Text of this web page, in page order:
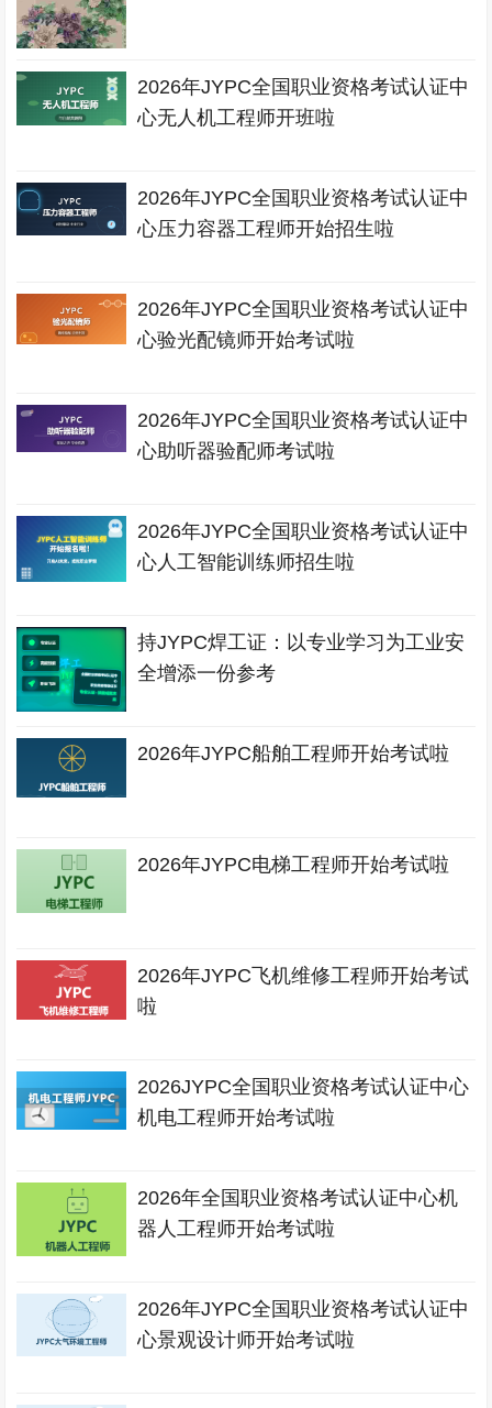
2026年JYPC全国职业资格考试认证中
心无人机工程师开班啦
2026年JYPC全国职业资格考试认证中
心压力容器工程师开始招生啦
2026年JYPC全国职业资格考试认证中
心验光配镜师开始考试啦
2026年JYPC全国职业资格考试认证中
心助听器验配师考试啦
2026年JYPC全国职业资格考试认证中
心人工智能训练师招生啦
持JYPC焊工证：以专业学习为工业安
全增添一份参考
2026年JYPC船舶工程师开始考试啦
2026年JYPC电梯工程师开始考试啦
2026年JYPC飞机维修工程师开始考试
啦
2026JYPC全国职业资格考试认证中心
机电工程师开始考试啦
2026年全国职业资格考试认证中心机
器人工程师开始考试啦
2026年JYPC全国职业资格考试认证中
心景观设计师开始考试啦